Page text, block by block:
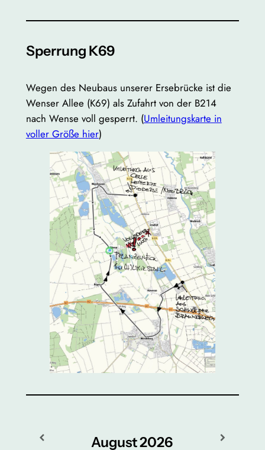
Sperrung K69
Wegen des Neubaus unserer Ersebrücke ist die
Wenser Allee (K69) als Zufahrt von der B214
nach Wense voll gesperrt. (Umleitungskarte in
voller Größe hier)
August2026